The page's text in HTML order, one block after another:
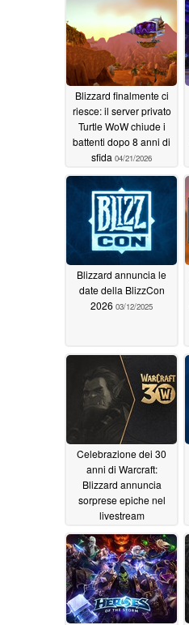
Blizzard finalmente ci
riesce: il server privato
Turtle WoW chiude i
battenti dopo 8 anni di
sfida 04/21/2026
Blizzard annuncia le
date della BlizzCon
2026 03/12/2025
Celebrazione dei 30
anni di Warcraft:
Blizzard annuncia
sorprese epiche nel
livestream
dell'anniversario
10/25/2024